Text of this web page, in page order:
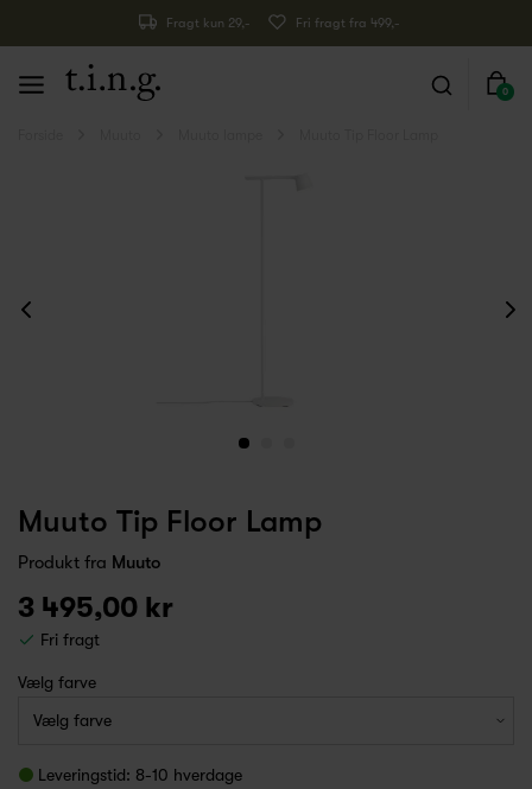
Fragt kun 29,- Fri fragt fra 499,-
0
Muuto Tip Floor Lamp
Produkt fra Muuto
3 495,00 kr
Fri fragt
Vælg farve
Leveringstid: 8-10 hverdage